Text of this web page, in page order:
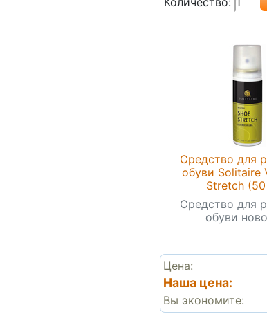
Средство для
обуви Solitaire
Stretch
Средство для
обуви
Цена:
Наша цена:
Вы экономите: